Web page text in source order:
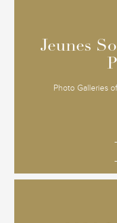
Jeunes
Photo Galleries
Jeunes